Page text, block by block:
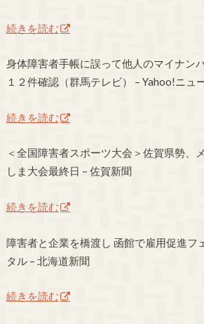
続きを読む
身体障害者手帳に誤って他人のマイナン
１２件確認（群馬テレビ） – Yahoo!ニュ
続きを読む
＜全国障害者スポーツ大会＞佐賀県勢、
しま大会最終日 – 佐賀新聞
続きを読む
障害者と企業を橋渡し 函館で雇用促進フ
タル – 北海道新聞
続きを読む